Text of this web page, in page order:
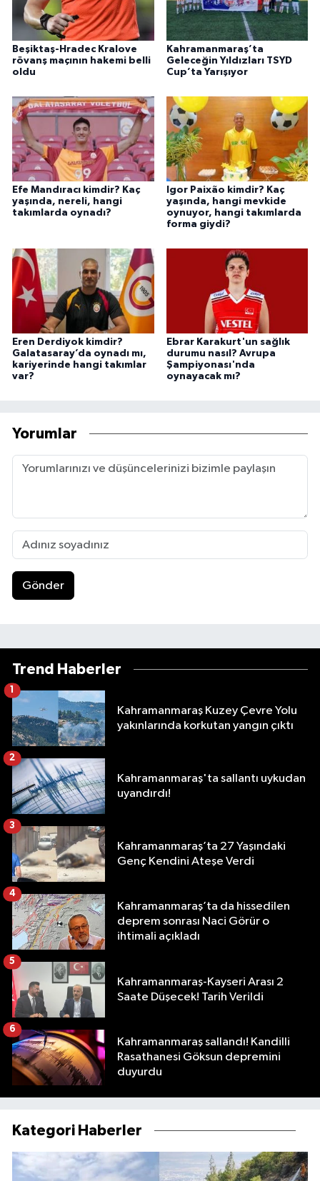
Beşiktaş-Hradec Kralove
rövanş maçının hakemi belli
oldu
Kahramanmaraş’ta
Geleceğin Yıldızları TSYD
Cup’ta Yarışıyor
Efe Mandıracı kimdir? Kaç
yaşında, nereli, hangi
takımlarda oynadı?
Igor Paixão kimdir? Kaç
yaşında, hangi mevkide
oynuyor, hangi takımlarda
forma giydi?
Eren Derdiyok kimdir?
Galatasaray’da oynadı mı,
kariyerinde hangi takımlar
var?
Ebrar Karakurt'un sağlık
durumu nasıl? Avrupa
Şampiyonası'nda
oynayacak mı?
Yorumlar
Gönder
Trend Haberler
Kahramanmaraş Kuzey Çevre Yolu
yakınlarında korkutan yangın çıktı
1
Kahramanmaraş'ta sallantı uykudan
uyandırdı!
2
Kahramanmaraş’ta 27 Yaşındaki
Genç Kendini Ateşe Verdi
3
Kahramanmaraş’ta da hissedilen
deprem sonrası Naci Görür o
ihtimali açıkladı
4
Kahramanmaraş-Kayseri Arası 2
Saate Düşecek! Tarih Verildi
5
Kahramanmaraş sallandı! Kandilli
Rasathanesi Göksun depremini
duyurdu
6
Kategori Haberler